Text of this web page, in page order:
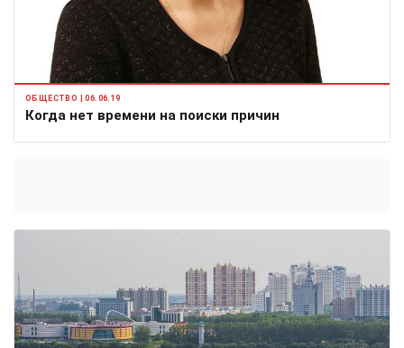
ОБЩЕСТВО | 06.06.19
Когда нет времени на поиски причин